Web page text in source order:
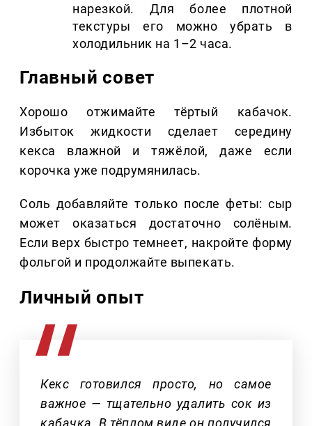
нарезкой. Для более плотной
текстуры его можно убрать в
холодильник на 1–2 часа.
Главный совет
Хорошо отжимайте тёртый кабачок.
Избыток жидкости сделает середину
кекса влажной и тяжёлой, даже если
корочка уже подрумянилась.
Соль добавляйте только после феты: сыр
может оказаться достаточно солёным.
Если верх быстро темнеет, накройте форму
фольгой и продолжайте выпекать.
Личный опыт
Кекс готовился просто, но самое
важное — тщательно удалить сок из